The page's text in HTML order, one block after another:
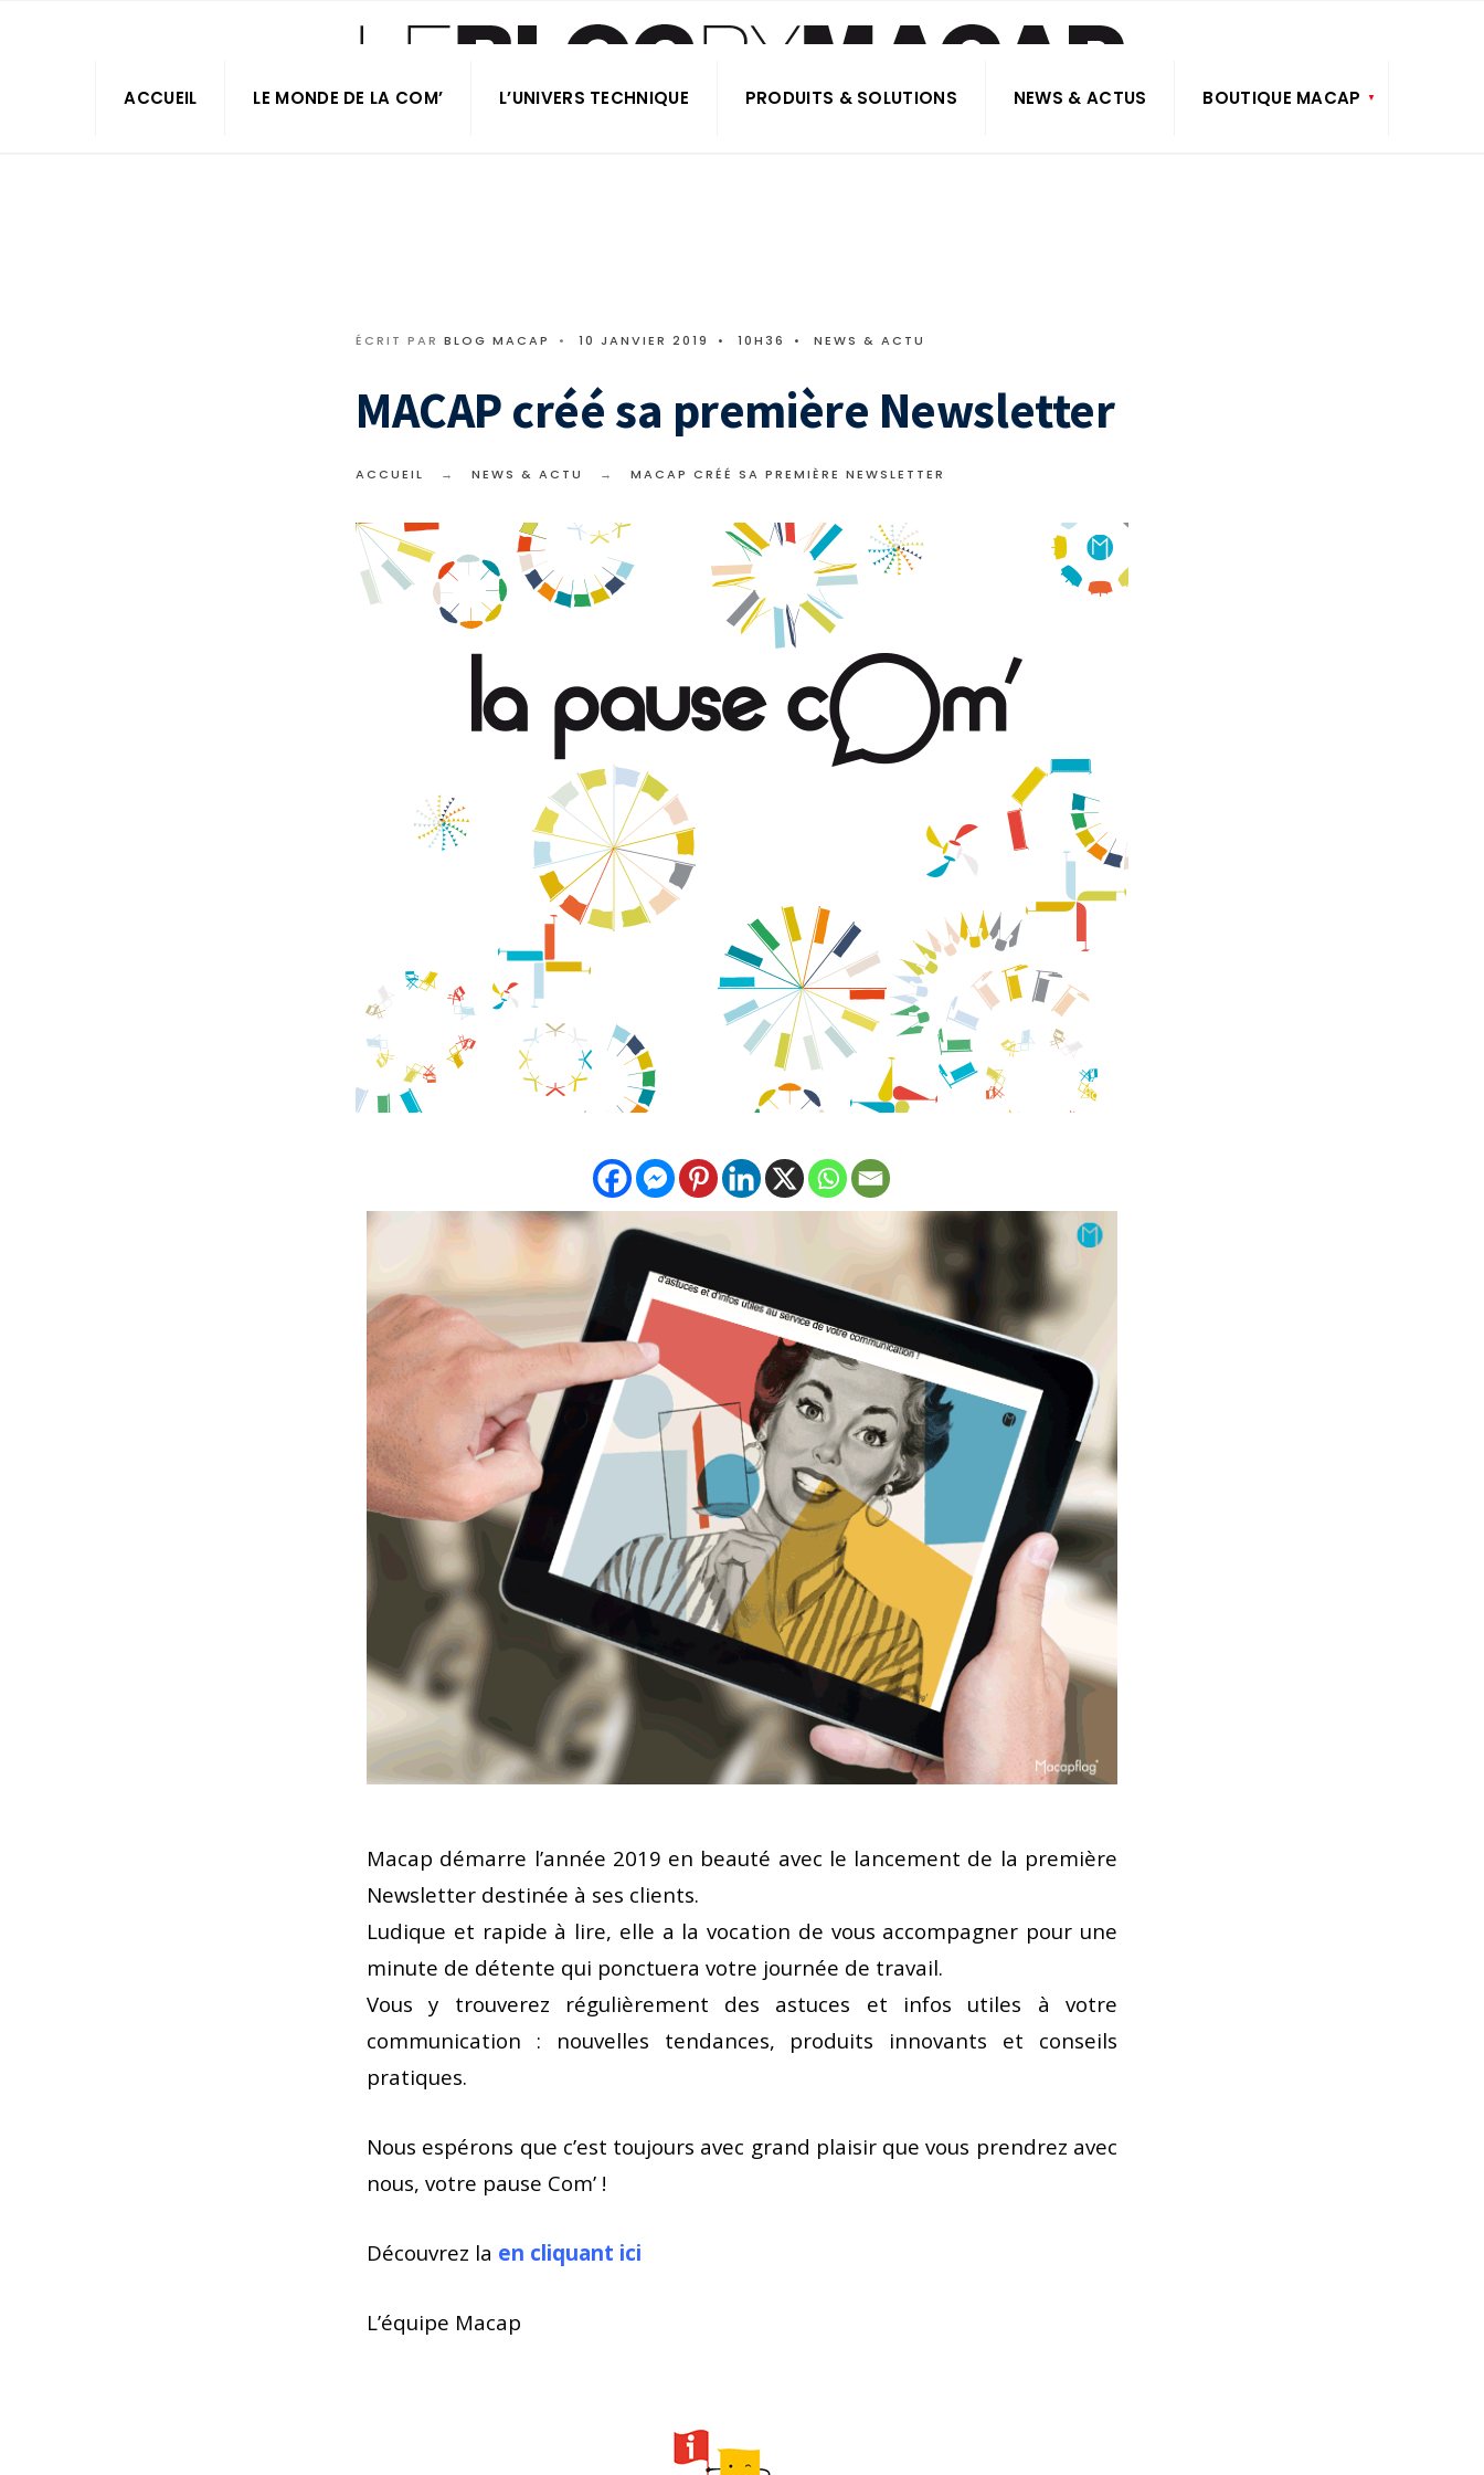
ACCUEIL LE MONDE DE LA COM’ L’UNIVERS TECHNIQUE PRODUITS & SOLUTIONS NEWS & ACTUS BOUTIQUE MACAP
ÉCRIT PAR BLOG MACAP • 10 JANVIER 2019 • 10H36 • NEWS & ACTU
MACAP créé sa première Newsletter
ACCUEIL NEWS & ACTU MACAP CRÉÉ SA PREMIÈRE NEWSLETTER
Macap démarre l’année 2019 en beauté avec le lancement de la première
Newsletter destinée à ses clients.
Ludique et rapide à lire, elle a la vocation de vous accompagner pour une
minute de détente qui ponctuera votre journée de travail.
Vous y trouverez régulièrement des astuces et infos utiles à votre
communication : nouvelles tendances, produits innovants et conseils
pratiques.
Nous espérons que c’est toujours avec grand plaisir que vous prendrez avec
nous, votre pause Com’ !
Découvrez la en cliquant ici
L’équipe Macap